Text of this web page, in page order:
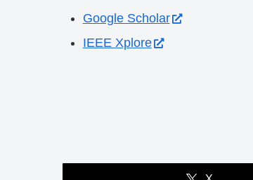
Google Scholar
IEEE Xplore